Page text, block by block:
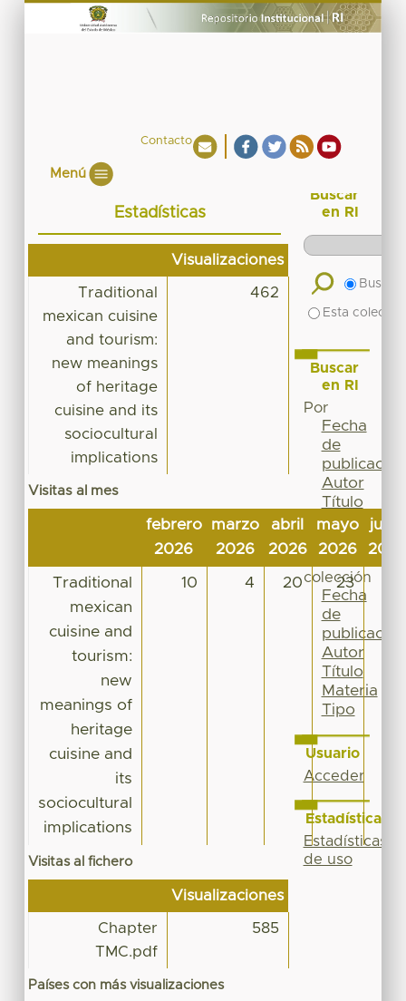
Contacto
Menú
Estadísticas
Visualizaciones
Traditional
mexican cuisine
and tourism:
new meanings
of heritage
cuisine and its
sociocultural
implications
462
Visitas al mes
febrero
2026
marzo
2026
abril
2026
mayo
2026
junio
2026
Traditional
mexican
cuisine and
tourism:
new
meanings of
heritage
cuisine and
its
sociocultural
implications
10 4 20 23
Visitas al fichero
Visualizaciones
Chapter
TMC.pdf
585
Países con más visualizaciones
Buscar
en RI
Buscar
Esta
Buscar
en RI
Por
Fecha
de
publicación
Autor
Título
Materia
Tipo
colección
Fecha
de
publicación
Autor
Título
Materia
Tipo
Usuario
Acceder
Estadísticas
Estadísticas
de uso